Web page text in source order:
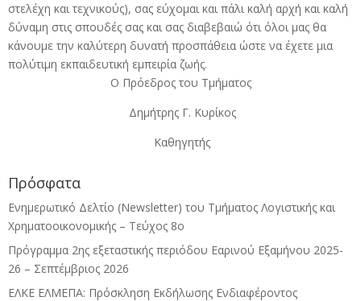
στελέχη και τεχνικούς), σας εύχομαι και πάλι καλή αρχή και καλή
δύναμη στις σπουδές σας και σας διαβεβαιώ ότι όλοι μας θα
κάνουμε την καλύτερη δυνατή προσπάθεια ώστε να έχετε μια
πολύτιμη εκπαιδευτική εμπειρία ζωής.
Ο Πρόεδρος του Τμήματος
Δημήτρης Γ. Κυρίκος
Καθηγητής
Πρόσφατα
Ενημερωτικό Δελτίο (Newsletter) του Τμήματος Λογιστικής και
Χρηματοοικονομικής – Τεύχος 8ο
Πρόγραμμα 2ης εξεταστικής περιόδου Eαρινού Eξαμήνου 2025-
26 – Σεπτέμβριος 2026
ΕΛΚΕ ΕΛΜΕΠΑ: Πρόσκληση Εκδήλωσης Ενδιαφέροντος